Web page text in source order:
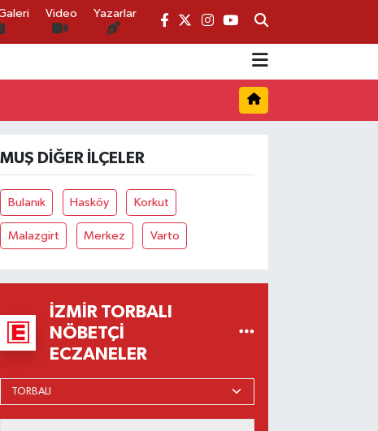
Video Yazarlar
MUŞ DIĞER İLÇELER
Bulanık Hasköy Korkut
Malazgirt Merkez Varto
İZMIR TORBALI
NÖBETÇI
ECZANELER